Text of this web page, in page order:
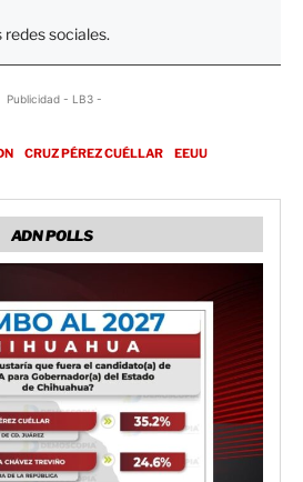
sociales.
Publicidad - LB3 -
CRUZ PÉREZ CUÉLLAR EEUU
ADN POLLS